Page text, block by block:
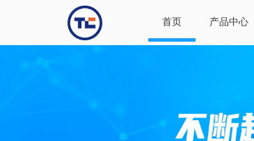
首页 产品中心